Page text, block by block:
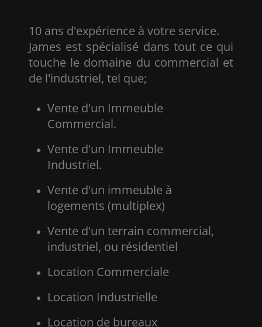
10 ans d'expérience à votre service.
James est spécialisé dans tout ce qui
touche le domaine du commercial et
de l'industriel, tel que;
Vente d'un Immeuble
Commercial.
Vente d'un Immeuble
Industriel.
Vente d'un immeuble à
logements (multiplex)
Vente d'un terrain commercial,
industriel, ou résidentiel
Location Commerciale
Location Industrielle
Location de bureaux